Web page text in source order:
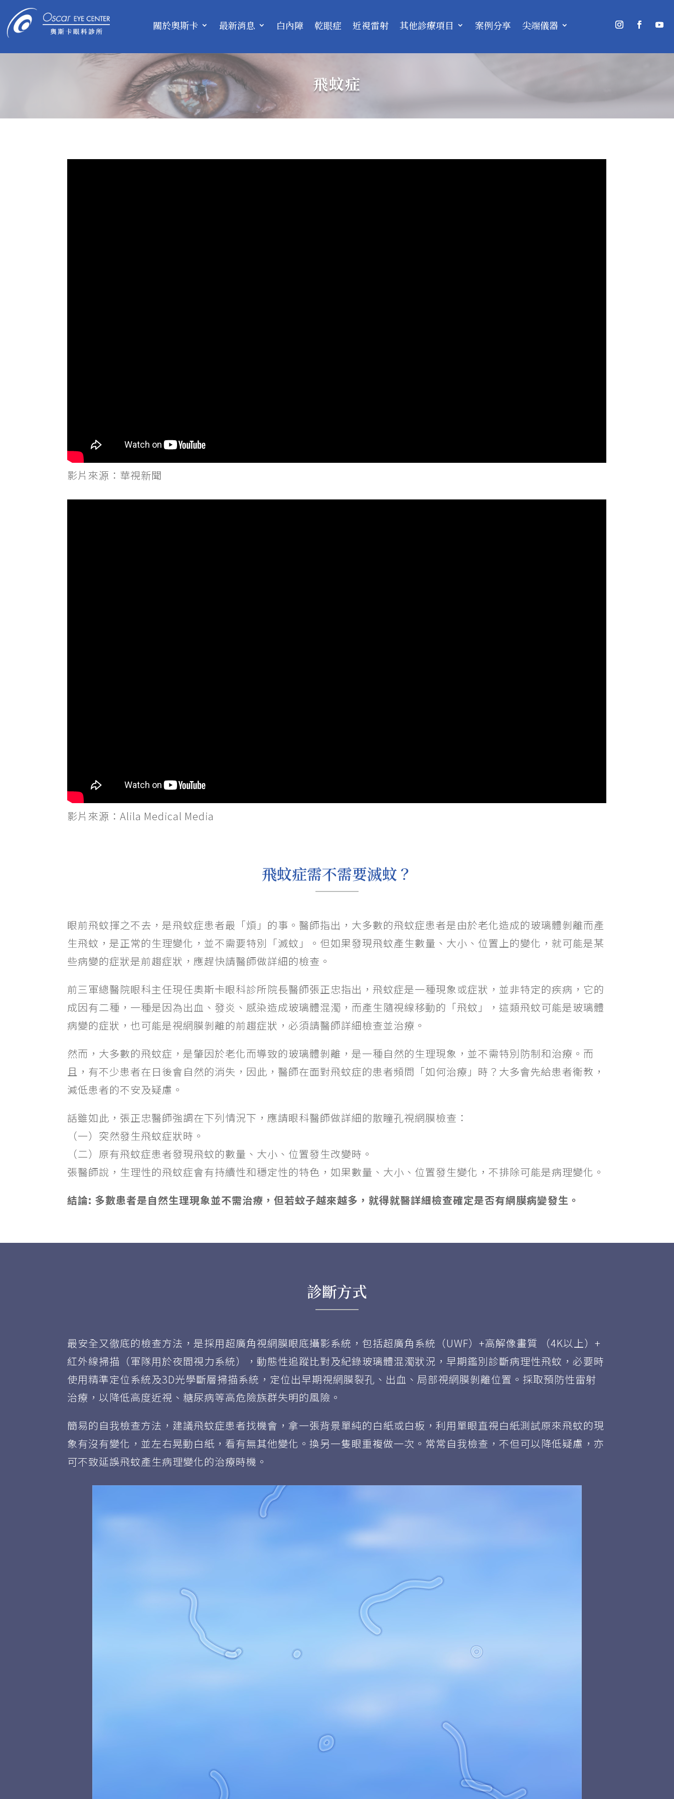
關於奧斯卡 最新消息 白內障 乾眼症 近視雷射 其他診療項目 案例分享 尖端儀器
飛蚊症
影片來源：華視新聞
影片來源：Alila Medical Media
飛蚊症需不需要滅蚊？
眼前飛蚊揮之不去，是飛蚊症患者最「煩」的事。醫師指出，大多數的飛蚊症患者是由於老化造成的玻璃體剝離而產
生飛蚊，是正常的生理變化，並不需要特別「滅蚊」。但如果發現飛蚊產生數量、大小、位置上的變化，就可能是某
些病變的症狀是前趨症狀，應趕快請醫師做詳細的檢查。
前三軍總醫院眼科主任現任奧斯卡眼科診所院長醫師張正忠指出，飛蚊症是一種現象或症狀，並非特定的疾病，它的
成因有二種，一種是因為出血、發炎、感染造成玻璃體混濁，而產生隨視線移動的「飛蚊」，這類飛蚊可能是玻璃體
病變的症狀，也可能是視網膜剝離的前趨症狀，必須請醫師詳細檢查並治療。
然而，大多數的飛蚊症，是肇因於老化而導致的玻璃體剝離，是一種自然的生理現象，並不需特別防制和治療。而
且，有不少患者在日後會自然的消失，因此，醫師在面對飛蚊症的患者頻問「如何治療」時？大多會先給患者衛教，
減低患者的不安及疑慮。
話雖如此，張正忠醫師強調在下列情況下，應請眼科醫師做詳細的散瞳孔視網膜檢查：
（一）突然發生飛蚊症狀時。
（二）原有飛蚊症患者發現飛蚊的數量、大小、位置發生改變時。
張醫師說，生理性的飛蚊症會有持續性和穩定性的特色，如果數量、大小、位置發生變化，不排除可能是病理變化。
結論: 多數患者是自然生理現象並不需治療，但若蚊子越來越多，就得就醫詳細檢查確定是否有網膜病變發生。
診斷方式
最安全又徹底的檢查方法，是採用超廣角視網膜眼底攝影系統，包括超廣角系統（UWF）+高解像畫質 （4K以上）+
紅外線掃描（軍隊用於夜間視力系統），動態性追蹤比對及紀錄玻璃體混濁狀況，早期鑑別診斷病理性飛蚊，必要時
使用精準定位系統及3D光學斷層掃描系統，定位出早期視網膜裂孔、出血、局部視網膜剝離位置。採取預防性雷射
治療，以降低高度近視、糖尿病等高危險族群失明的風險。
簡易的自我檢查方法，建議飛蚊症患者找機會，拿一張背景單純的白紙或白板，利用單眼直視白紙測試原來飛蚊的現
象有沒有變化，並左右晃動白紙，看有無其他變化。換另一隻眼重複做一次。常常自我檢查，不但可以降低疑慮，亦
可不致延誤飛蚊產生病理變化的治療時機。